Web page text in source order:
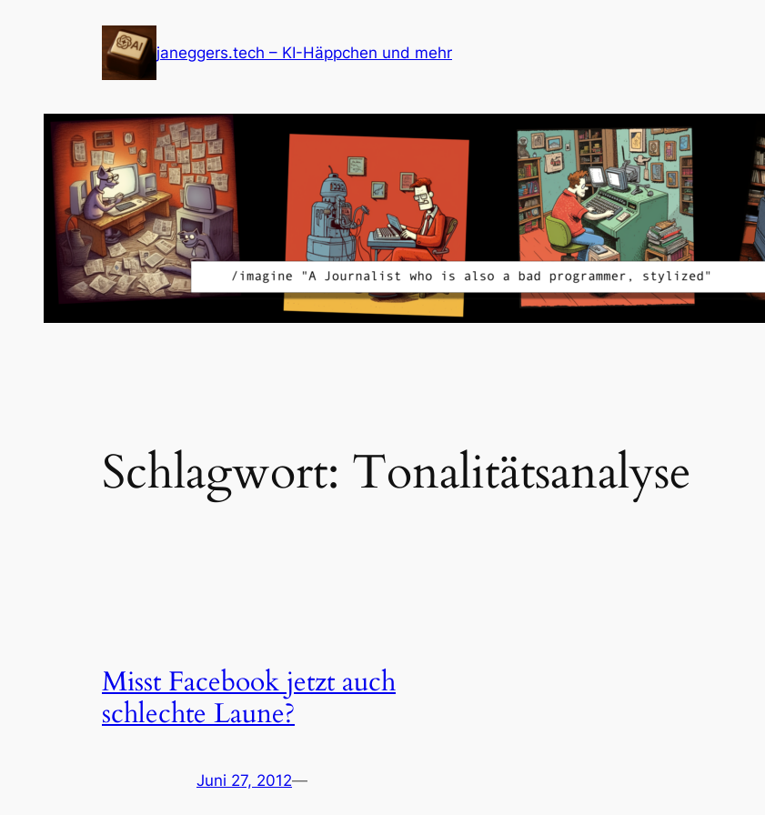
janeggers.tech – KI-Häppchen und mehr
Schlagwort: Tonalitätsanalyse
Misst Facebook jetzt auch
schlechte Laune?
Juni 27, 2012—